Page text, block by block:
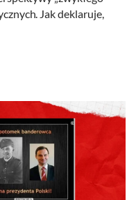
Jak deklaruje,